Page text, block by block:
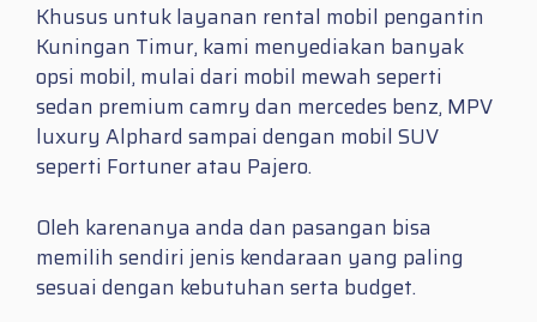
Khusus untuk layanan rental mobil pengantin
Kuningan Timur, kami menyediakan banyak
opsi mobil, mulai dari mobil mewah seperti
sedan premium camry dan mercedes benz, MPV
luxury Alphard sampai dengan mobil SUV
seperti Fortuner atau Pajero.
Oleh karenanya anda dan pasangan bisa
memilih sendiri jenis kendaraan yang paling
sesuai dengan kebutuhan serta budget.